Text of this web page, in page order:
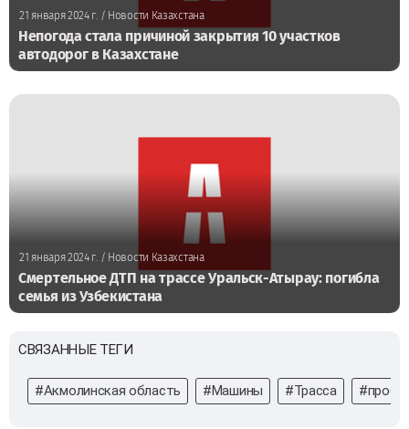
21 января 2024 г. / Новости Казахстана
Непогода стала причиной закрытия 10 участков
автодорог в Казахстане
21 января 2024 г./ Новости Казахстана
Смертельное ДТП на трассе Уральск-Атырау: погибла
семья из Узбекистана
СВЯЗАННЫЕ ТЕГИ
#Акмолинская область #Машины #Трасса